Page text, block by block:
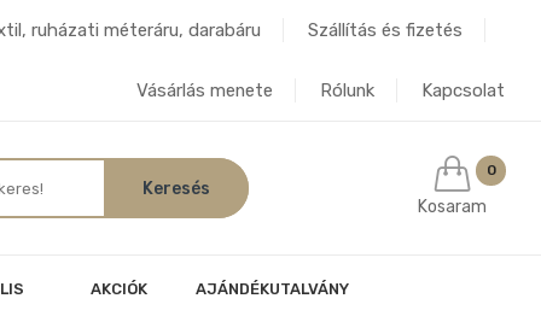
ruházati méteráru, darabáru Szállítás és fizetés
Vásárlás menete Rólunk Kapcsolat
0
Kosaram
AKCIÓK AJÁNDÉKUTALVÁNY